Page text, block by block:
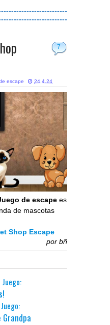
7
escape 24.4.24
de escape es
de mascotas
Shop Escape
por bñ
Grandpa